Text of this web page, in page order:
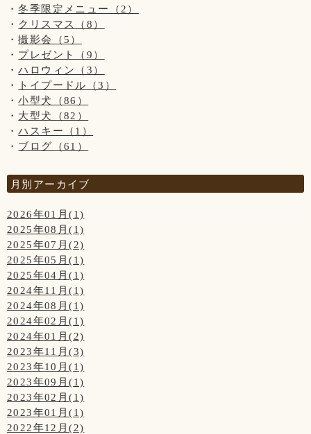
Upしています、お写真はトリマーが時間が空いた時に撮影さ
せて頂いております。
ご来店頂きました全てのわんちゃん達を撮影は出来ておりま
せんのでご了承くださいませ。
冬季限定メニュー（2）
クリスマス（8）
撮影会（5）
プレゼント（9）
ハロウィン（3）
トイプードル（3）
小型犬（86）
大型犬（82）
ハスキー（1）
ブログ（61）
月別アーカイブ
2026年01月(1)
2025年08月(1)
2025年07月(2)
2025年05月(1)
2025年04月(1)
2024年11月(1)
2024年08月(1)
2024年02月(1)
2024年01月(2)
2023年11月(3)
2023年10月(1)
2023年09月(1)
2023年02月(1)
2023年01月(1)
2022年12月(2)